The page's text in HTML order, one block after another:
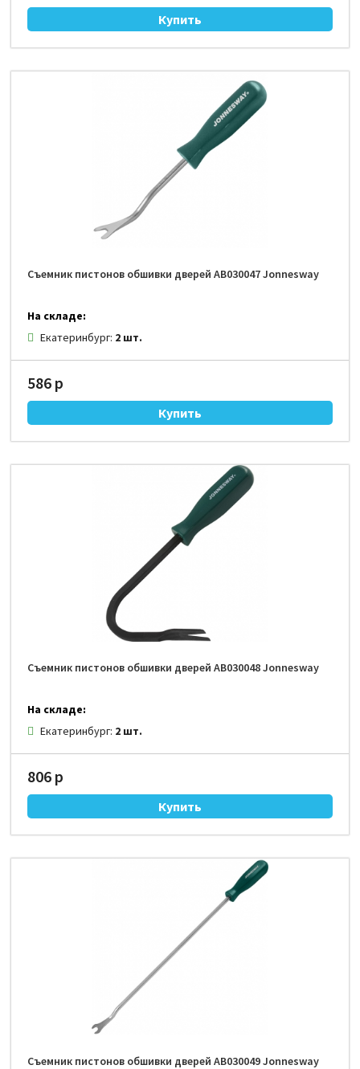
Съемник пистонов обшивки дверей AB030047 Jonnesway
На складе:
Екатеринбург: 2 шт.
586 р
Съемник пистонов обшивки дверей AB030048 Jonnesway
На складе:
Екатеринбург: 2 шт.
806 р
Съемник пистонов обшивки дверей AB030049 Jonnesway